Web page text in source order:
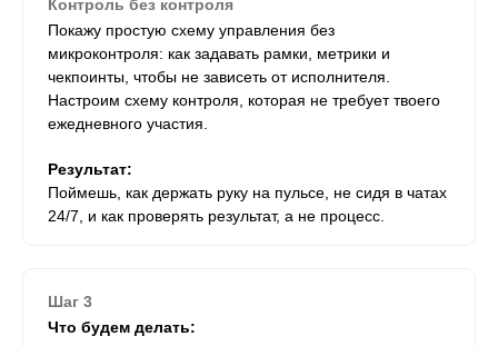
Контроль без контроля
Покажу простую схему управления без
микроконтроля: как задавать рамки, метрики и
чекпоинты, чтобы не зависеть от исполнителя.
Настроим схему контроля, которая не требует твоего
ежедневного участия.
Результат:
Поймешь, как держать руку на пульсе, не сидя в чатах
24/7, и как проверять результат, а не процесс.
Шаг 3
Что будем делать: